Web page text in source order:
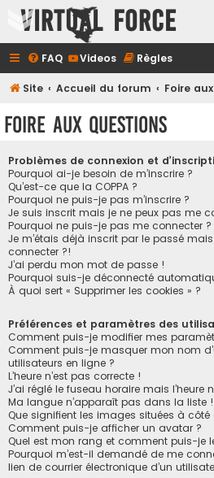
Virtual Force
FAQ Videos Règles
Site Accueil du forum Foire
Foire aux questions
Problèmes de connexion et
Pourquoi ai-je besoin de m’inscrire ?
Qu’est-ce que la COPPA ?
Pourquoi ne puis-je pas m’inscrire ?
Je suis inscrit mais je ne peux pas me
Pourquoi ne puis-je pas me connecter ?
Je m’étais déjà inscrit par le passé
connecter ?!
J’ai perdu mon mot de passe !
Pourquoi suis-je déconnecté
À quoi sert « Supprimer les cookies » ?
Préférences et paramètres des
Comment puis-je modifier mes
Comment puis-je masquer mon nom
utilisateurs en ligne ?
L’heure n’est pas correcte !
J’ai réglé le fuseau horaire mais l’heure
Ma langue n’apparaît pas dans la liste !
Que signifient les images situées à
Comment puis-je afficher un avatar ?
Quel est mon rang et comment puis-je
Pourquoi m’est-il demandé de me
lien de courrier électronique d’un